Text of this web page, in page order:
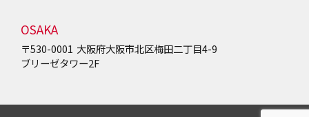
OSAKA
〒530-0001 大阪府大阪市北区梅田二丁目4-9
ブリーゼタワー2F